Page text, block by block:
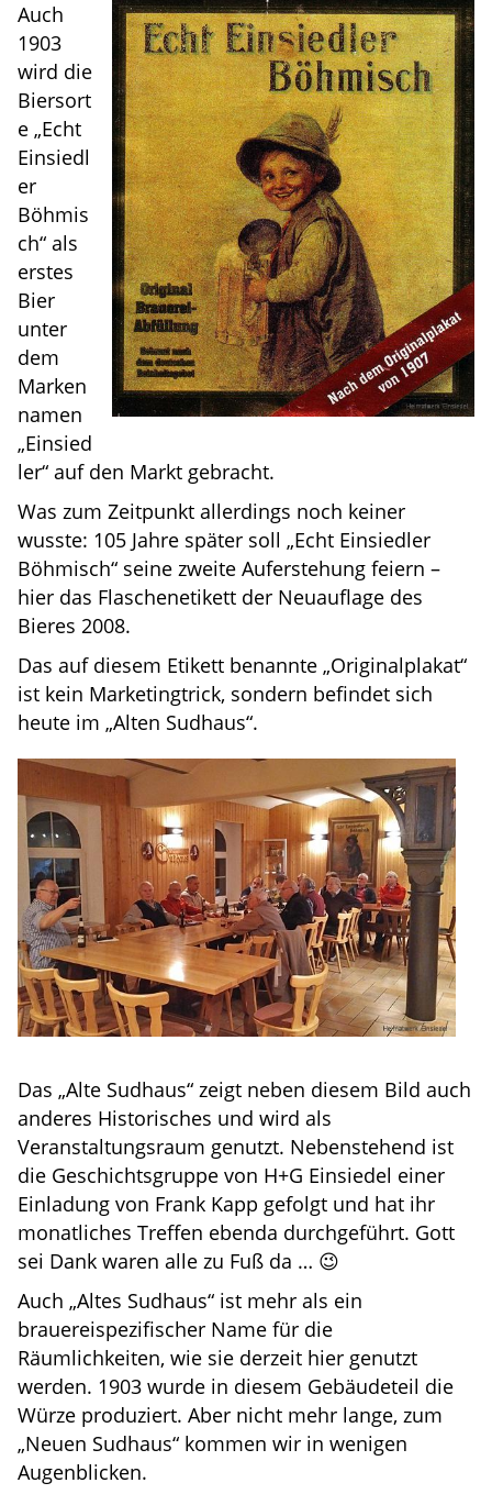
Auch
1903
wird die
Biersort
e „Echt
Einsiedl
er
Böhmis
ch“ als
erstes
Bier
unter
dem
Marken
namen
„Einsied
ler“ auf den Markt gebracht.
Was zum Zeitpunkt allerdings noch keiner
wusste: 105 Jahre später soll „Echt Einsiedler
Böhmisch“ seine zweite Auferstehung feiern –
hier das Flaschenetikett der Neuauflage des
Bieres 2008.
Das auf diesem Etikett benannte „Originalplakat“
ist kein Marketingtrick, sondern befindet sich
heute im „Alten Sudhaus“.
Das „Alte Sudhaus“ zeigt neben diesem Bild auch
anderes Historisches und wird als
Veranstaltungsraum genutzt. Nebenstehend ist
die Geschichtsgruppe von H+G Einsiedel einer
Einladung von Frank Kapp gefolgt und hat ihr
monatliches Treffen ebenda durchgeführt. Gott
sei Dank waren alle zu Fuß da … 😉
Auch „Altes Sudhaus“ ist mehr als ein
brauereispezifischer Name für die
Räumlichkeiten, wie sie derzeit hier genutzt
werden. 1903 wurde in diesem Gebäudeteil die
Würze produziert. Aber nicht mehr lange, zum
„Neuen Sudhaus“ kommen wir in wenigen
Augenblicken.